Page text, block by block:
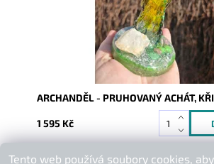
ARCHANDĚL - PRUHOVANÝ ACHÁT,
1 595 Kč
Tento web používá soubory cookies,